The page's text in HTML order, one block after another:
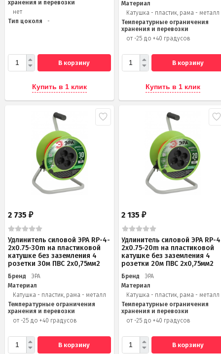
хранения и перевозки
нет
Тип цоколя
-
В корзину
Купить в 1 клик
Материал
Катушка - пластик, рама - металл
Температурные ограничения
хранения и перевозки
от -25 до +40 градусов
В корзину
Купить в 1 клик
2 735 ₽
Удлинитель силовой ЭРА RP-4-
2x0.75-30m на пластиковой
катушке без заземления 4
розетки 30м ПВС 2х0,75мм2
Бренд
ЭРА
Материал
Катушка - пластик, рама - металл
Температурные ограничения
хранения и перевозки
от -25 до +40 градусов
В корзину
2 135₽
Удлинитель силовой ЭРА RP-
2x0.75-20m на пластиковой
катушке без заземления 4
розетки 20м ПВС 2х0,75мм2
Бренд
ЭРА
Материал
Катушка - пластик, рама - металл
Температурные ограничения
хранения и перевозки
от -25 до +40 градусов
В корзину